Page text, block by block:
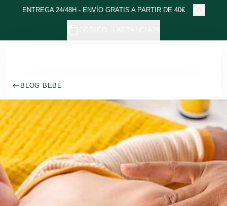
Ir al contenido principal
ENTREGA 24/48H - ENVÍO GRATIS A PARTIR DE 40€
BLOG BEBÉ